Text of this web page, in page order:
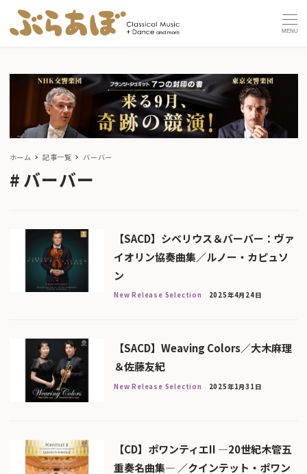
MENU
ホーム 記事一覧 バーバー
バーバー
【SACD】シベリウス＆バーバー：ヴァ
イオリン協奏曲集／ルノー・カピュソ
ン
New Release Selection 2025年4月24日
【SACD】Weaving Colors／大木麻理
＆佐藤友紀
New Release Selection 2025年1月31日
【CD】ポワンティエII ―20世紀木管五
重奏名曲集― ／クインテット・ポワン